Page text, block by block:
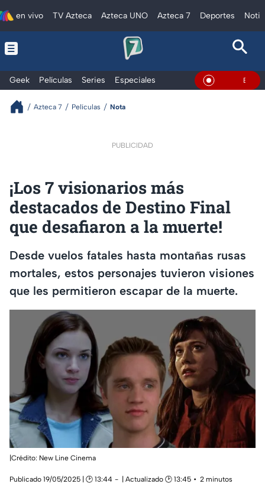
en vivo TV Azteca Azteca UNO Azteca 7 Deportes
Geek Películas Series Especiales En Vivo
Azteca 7 Películas Nota
PUBLICIDAD
¡Los 7 visionarios más
destacados de Destino Final
que desafiaron a la muerte!
Desde vuelos fatales hasta montañas rusas
mortales, estos personajes tuvieron visiones
que les permitieron escapar de la muerte.
|Crédito: New Line Cinema
Publicado 19/05/2025 | 🕑 13:44 | Actualizado 🕑 13:45
2 minutos